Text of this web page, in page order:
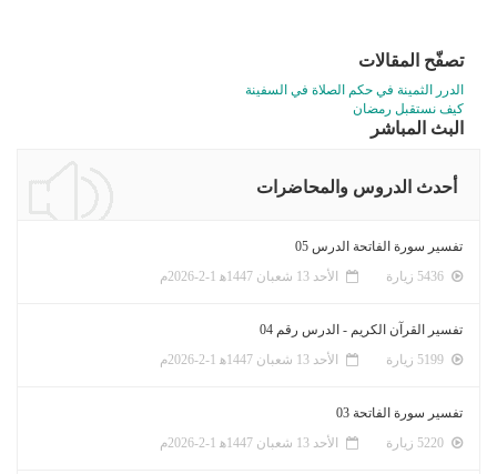
تصفّح المقالات
الدرر الثمينة في حكم الصلاة في السفينة
كيف نستقبل رمضان
البث المباشر
أحدث الدروس والمحاضرات
تفسير سورة الفاتحة الدرس 05
الأحد 13 شعبان 1447ﻫ 1-2-2026م
تفسير القرآن الكريم - الدرس رقم 04
الأحد 13 شعبان 1447ﻫ 1-2-2026م
تفسير سورة الفاتحة 03
الأحد 13 شعبان 1447ﻫ 1-2-2026م